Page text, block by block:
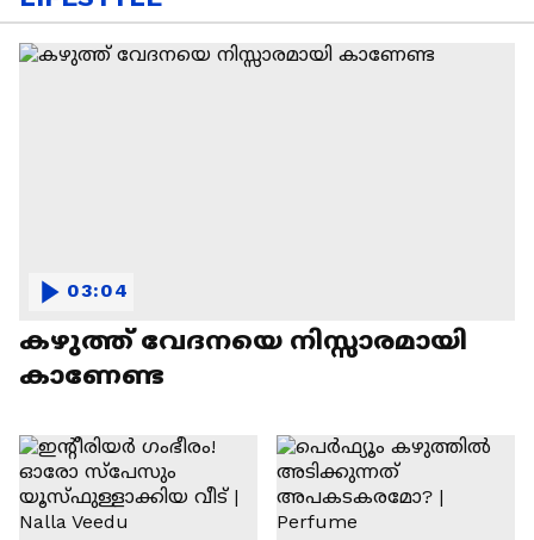
കഴുത്ത് വേദനയെ നിസ്സാരമായി
കാണേണ്ട
03:04